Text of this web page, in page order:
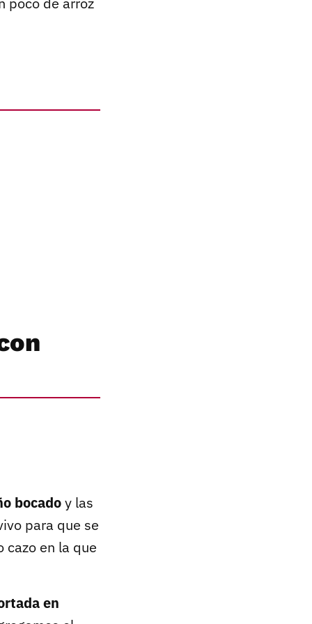
bocadoy las
para que se
cazo en la que
en